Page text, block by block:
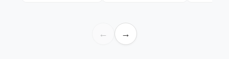
← →